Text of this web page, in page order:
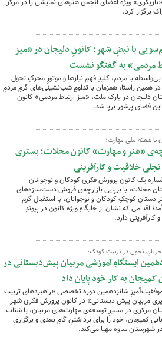
برگزار کرد.
با نبضِ شهر؛ کانونِ دلیجان در «میز
مردمی» به گفتگو نشست
بی‌واسطه با مردم، کلیدِ فهمِ نیازها و موتورِ محرکِ تحول
همین راستا، همزمان با تداومِ شب‌نشینی‌های گرمِ مردمِ
دلیجان در پارک ملت، «میز ارتباط مردمی» کانون
فضای پرشور برپا شد.
با هفته ملی مهارت؛
«هنر و مهارت» کانون محلات؛ بستری
خلاقیت و کارآفرینی
یک کانون پرورش فکری کودکان و نوجوانان
محلات، با برپایی بازارچه‌ی فروش دست‌سازه‌های
دستانِ کوچکِ کودکان و نوجوانان، با استقبالِ گرمِ
اقدامی که نشان از جایگاهِ ویژه کانون در پیوندِ
دارد.
تحول در تربیتِ کودک؛
ایستگاهِ آموزشی مربیان پیش‌دبستانی در
کمیجان به کار خود پایان داد
موفقیت‌آمیزِ شانزدهمین دوره تخصصی «راهبردهای تربیت
مربیان پیش دبستانی» در کانون پرورش فکری شهر
مرکزی در مسیرِ توسعه‌ی مهارت‌های مربیان، با شتاب
کمیجان، خود را برای برداشتنِ گامِ بعدی و برگزاریِ
شهرستان ساوه مهیا می‌کند.